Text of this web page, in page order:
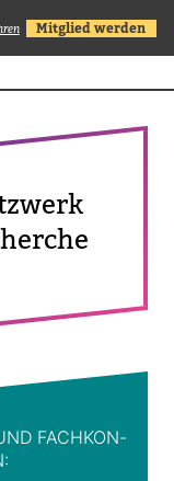
Mitglied werden
FACH­KON­